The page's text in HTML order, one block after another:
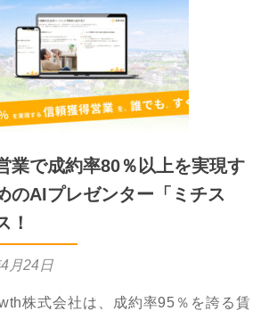
業で成約率80％以上を実現す
のAIプレゼンター「ミチス
！
月24日
株式会社は、成約率95％を誇る賃